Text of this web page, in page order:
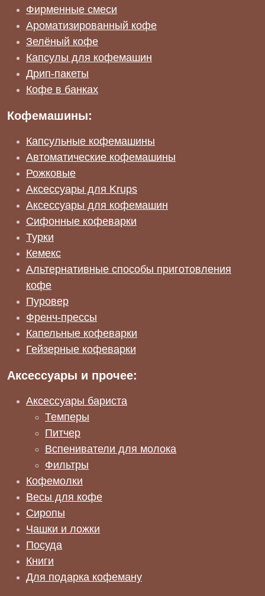
Фирменные смеси
Ароматизированный кофе
Зелёный кофе
Капсулы для кофемашин
Дрип-пакеты
Кофе в банках
Кофемашины:
Капсульные кофемашины
Автоматические кофемашины
Рожковые
Аксессуары для Krups
Аксессуары для кофемашин
Сифонные кофеварки
Турки
Кемекс
Альтернативные способы приготовления
кофе
Пуровер
Френч-прессы
Капельные кофеварки
Гейзерные кофеварки
Аксессуары и прочее:
Аксессуары бариста
Темперы
Питчер
Вспениватели для молока
Фильтры
Кофемолки
Весы для кофе
Сиропы
Чашки и ложки
Посуда
Книги
Для подарка кофеману